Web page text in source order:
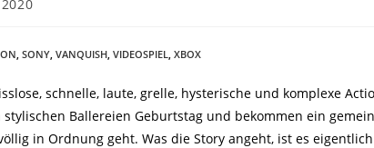
SONY VANQUISH VIDEOSPIEL XBOX
schnelle, laute, grelle, hysterische und komplexe
Ballereien Geburtstag und bekommen ein
in Ordnung geht. Was die Story angeht, ist es